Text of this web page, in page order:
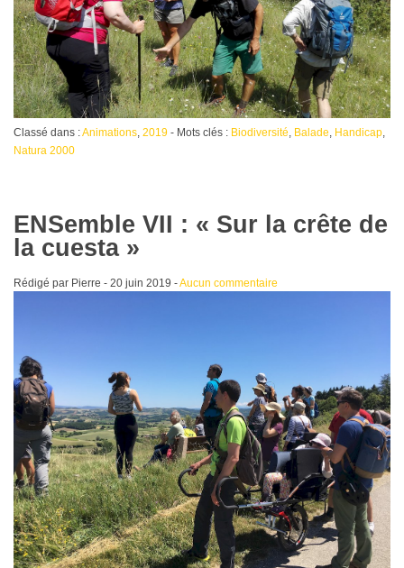
Classé dans :Animations, 2019- Mots clés : Biodiversité Balade Handicap,
Natura 2000
ENSemble VII : « Sur la crête de
la cuesta »
Rédigé par Pierre - 20 juin 2019 -Aucun commentaire